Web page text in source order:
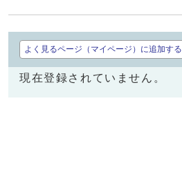
よく見るページ（マイページ）に追加する
現在登録されていません。